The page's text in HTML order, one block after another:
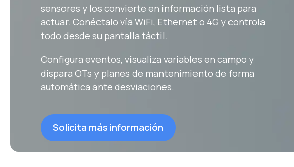
sensores y los convierte en información lista para
actuar. Conéctalo vía WiFi, Ethernet o 4G y controla
todo desde su pantalla táctil.
Configura eventos, visualiza variables en campo y
dispara OTs y planes de mantenimiento de forma
automática ante desviaciones.
Solicita más información